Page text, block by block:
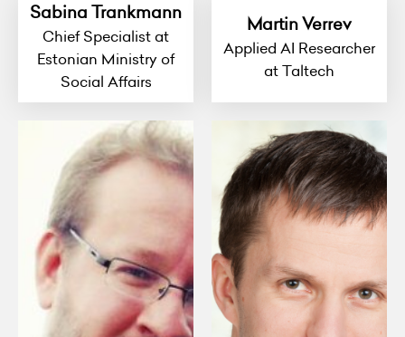
Sabina Trankmann
Chief Specialist at
Estonian Ministry of
Social Affairs
Martin Verrev
Applied AI Researcher
at Taltech